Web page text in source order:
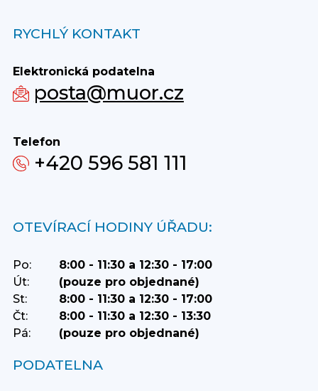
RYCHLÝ KONTAKT
Elektronická podatelna
posta@muor.cz
Telefon
+420 596 581 111
OTEVÍRACÍ HODINY ÚŘADU:
Po:
8:00 - 11:30 a 12:30 - 17:00
Út:
(pouze pro objednané)
St:
8:00 - 11:30 a 12:30 - 17:00
Čt:
8:00 - 11:30 a 12:30 - 13:30
Pá:
(pouze pro objednané)
PODATELNA